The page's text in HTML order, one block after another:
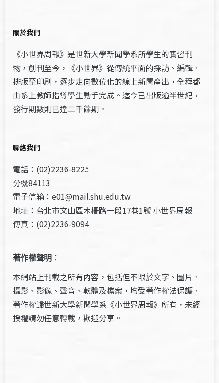
關於我們
《小世界周報》是世新大學新聞學系所學生的實習刊
物，創刊至今，《小世界》從傳統平面的採訪、編輯、
排版至印刷，逐步走向數位化的線上新聞產出，全程都
由系上教師指導學生動手完成。迄今已出版逾半世紀，
發行期數則已達二千餘期。
聯絡我們
電話：(02)2236-8225
分機84113
電子信箱：e01@mail.shu.edu.tw
地址：台北市文山區木柵路一段17巷1號 小世界周報
傳真：(02)2236-9094
著作權聲明 ：
本網站上刊載之所有內容，包括但不限於文字、圖片、
攝影、影像、聲音、軟體及檔案，均受著作權法保護，
著作權歸世新大學新聞學系《小世界周報》所有，未經
授權請勿任意轉載，歡迎分享。